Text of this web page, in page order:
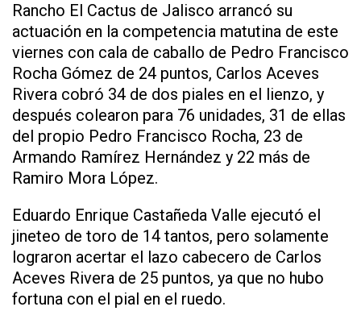
Rancho El Cactus de Jalisco arrancó su
actuación en la competencia matutina de este
viernes con cala de caballo de Pedro Francisco
Rocha Gómez de 24 puntos, Carlos Aceves
Rivera cobró 34 de dos piales en el lienzo, y
después colearon para 76 unidades, 31 de ellas
del propio Pedro Francisco Rocha, 23 de
Armando Ramírez Hernández y 22 más de
Ramiro Mora López.
Eduardo Enrique Castañeda Valle ejecutó el
jineteo de toro de 14 tantos, pero solamente
lograron acertar el lazo cabecero de Carlos
Aceves Rivera de 25 puntos, ya que no hubo
fortuna con el pial en el ruedo.